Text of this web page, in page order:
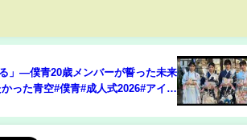
る」―僕青20歳メンバーが誓った未来
った青空#僕青#成人式2026#アイド